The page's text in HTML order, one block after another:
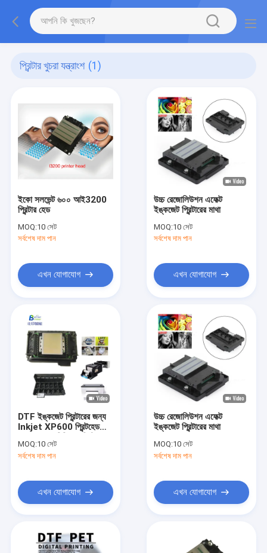
প্রিন্টার খুচরা যন্ত্রাংশ (1)
ইকো সলভেন্ট ৬০০ আই3200
প্রিন্টার হেড
MOQ:10 সেট
সর্বশেষ দাম পান
এখন যোগাযোগ
উচ্চ রেজোলিউশন এফেক্ট
ইঙ্কজেট প্রিন্টারের মাথা
MOQ:10 সেট
সর্বশেষ দাম পান
এখন যোগাযোগ
DTF ইঙ্কজেট প্রিন্টারের জন্য
Inkjet XP600 প্রিন্টহেড
ক্লিনার
MOQ:10 সেট
সর্বশেষ দাম পান
এখন যোগাযোগ
উচ্চ রেজোলিউশন এফেক্ট
ইঙ্কজেট প্রিন্টারের মাথা
MOQ:10 সেট
সর্বশেষ দাম পান
এখন যোগাযোগ